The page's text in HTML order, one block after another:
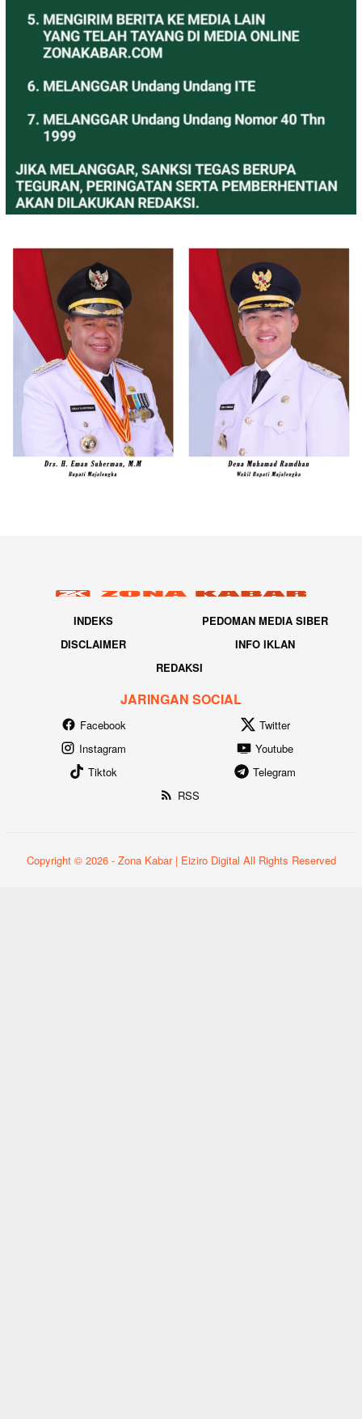
INDEKS
PEDOMAN MEDIA SIBER
DISCLAIMER
INFO IKLAN
REDAKSI
JARINGAN SOCIAL
Facebook
Twitter
Instagram
Youtube
Tiktok
Telegram
RSS
Copyright © 2026 - Zona Kabar | Eiziro Digital All Rights Reserved